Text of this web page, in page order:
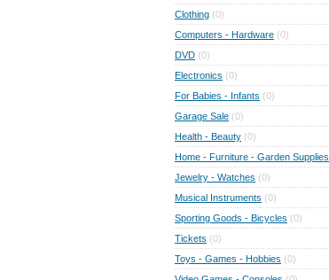
Clothing (0)
Computers - Hardware (0)
DVD (0)
Electronics (0)
For Babies - Infants (0)
Garage Sale (0)
Health - Beauty (0)
Home - Furniture - Garden Supplies
Jewelry - Watches (0)
Musical Instruments (0)
Sporting Goods - Bicycles (0)
Tickets (0)
Toys - Games - Hobbies (0)